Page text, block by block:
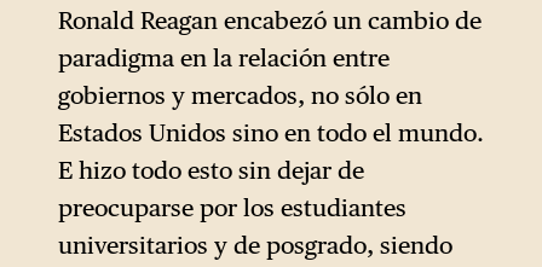
Ronald Reagan encabezó un cambio de
paradigma en la relación entre
gobiernos y mercados, no sólo en
Estados Unidos sino en todo el mundo.
E hizo todo esto sin dejar de
preocuparse por los estudiantes
universitarios y de posgrado, siendo